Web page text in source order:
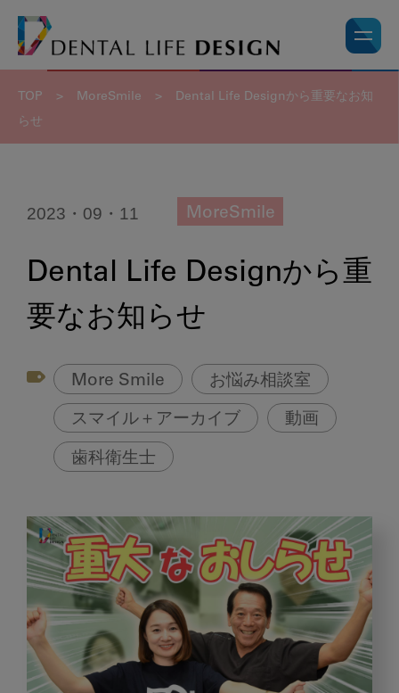
TOP > MoreSmile >
Dental Life Designから重要なお知
らせ
2023・09・11 MoreSmile
Dental Life Designから重
要なお知らせ
More Smile お悩み相談室
スマイル＋アーカイブ 動画
歯科衛生士